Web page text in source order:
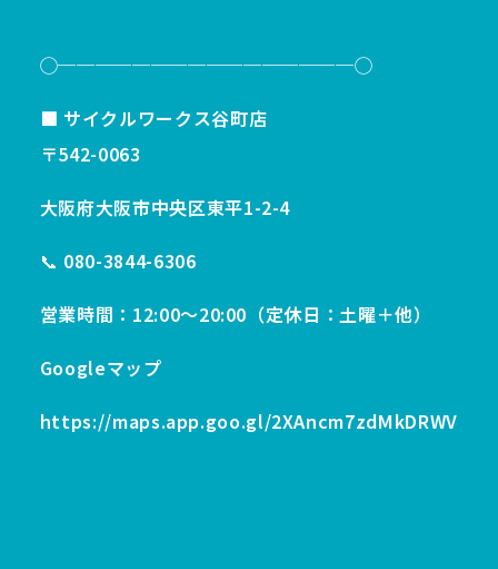
◯────────────────◯
■ サイクルワークス谷町店
〒542-0063
大阪府大阪市中央区東平1-2-4
📞 080-3844-6306
営業時間：12:00〜20:00（定休日：土曜＋他）
Googleマップ
https://maps.app.goo.gl/2XAncm7zdMkDRWV7A